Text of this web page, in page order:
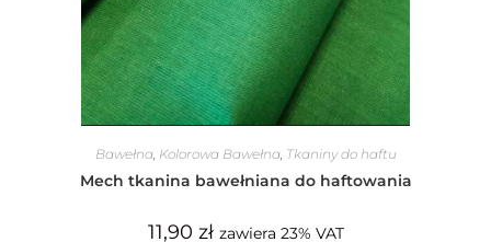
Bawełna, Kolorowa Bawełna, Tkaniny do haftu
Mech tkanina bawełniana do haftowania
11,90 zł zawiera 23% VAT